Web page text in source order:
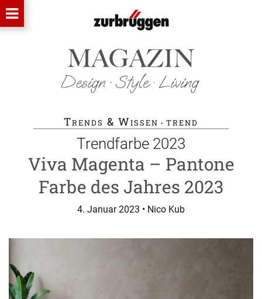
Trends & Wissen • trend
Trendfarbe 2023
Viva Magenta – Pantone
Farbe des Jahres 2023
4. Januar 2023 • Nico Kub